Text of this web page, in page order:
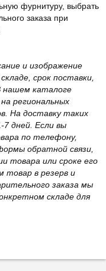
фурнитуру, выбрать
заказа при
и изображение
срок поставки,
каталоге
региональных
На доставку таких
7 дней. Если вы
по телефону,
обратной связи,
товара или сроке его
товар в резерв и
заказа мы
складе для